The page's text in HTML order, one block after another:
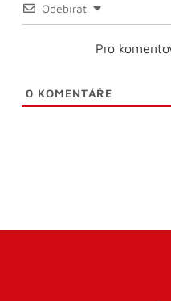
Odebírat
Pro
0 KOMENTÁŘE